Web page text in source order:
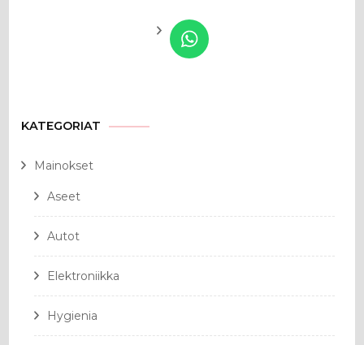
KATEGORIAT
Mainokset
Aseet
Autot
Elektroniikka
Hygienia